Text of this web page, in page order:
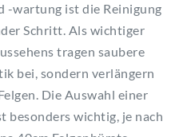
-wartung ist die Reinigung
Schritt. Als wichtiger
tragen saubere
bei, sondern verlängern
Die Auswahl einer
besonders wichtig, je nach